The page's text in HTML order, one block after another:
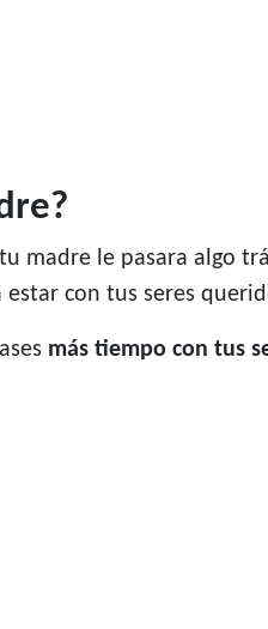
le pasara algo
con tus seres
más tiempo con tus